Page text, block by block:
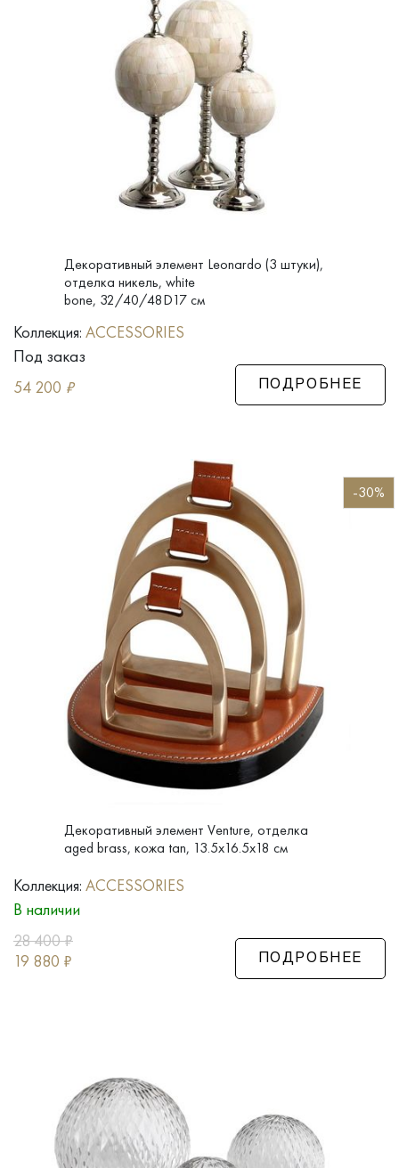
Декоративный элемент Leonardo (3 штуки),
отделка никель, white
bone, 32/40/48D17 см
Коллекция: ACCESSORIES
Под заказ
54 200 ₽ ПОДРОБНЕЕ
-30%
Декоративный элемент Venture, отделка
aged brass, кожа tan, 13.5x16.5x18 см
Коллекция: ACCESSORIES
В наличии
28 400₽
19 880 ₽ ПОДРОБНЕЕ